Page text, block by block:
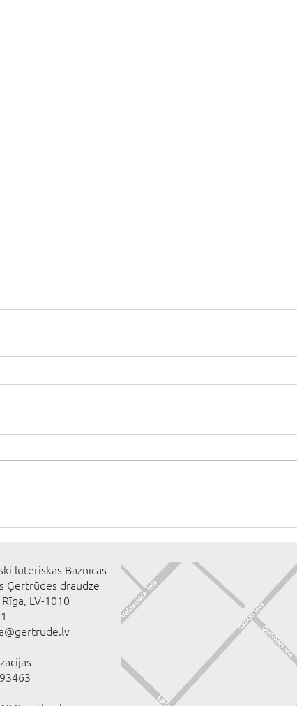
luteriskās Baznīcas
Ģertrūdes draudze
LV-1010